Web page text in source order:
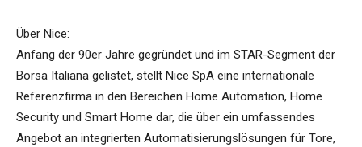
Über Nice:
Anfang der 90er Jahre gegründet und im STAR-Segment der
Borsa Italiana gelistet, stellt Nice SpA eine internationale
Referenzfirma in den Bereichen Home Automation, Home
Security und Smart Home dar, die über ein umfassendes
Angebot an integrierten Automatisierungslösungen für Tore,